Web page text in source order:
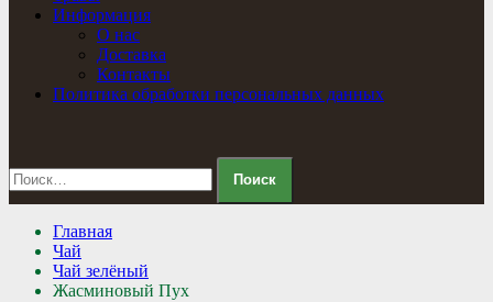
Информация
О нас
Доставка
Контакты
Политика обработки персональных данных
Найти:
Главная
Чай
Чай зелёный
Жасминовый Пух